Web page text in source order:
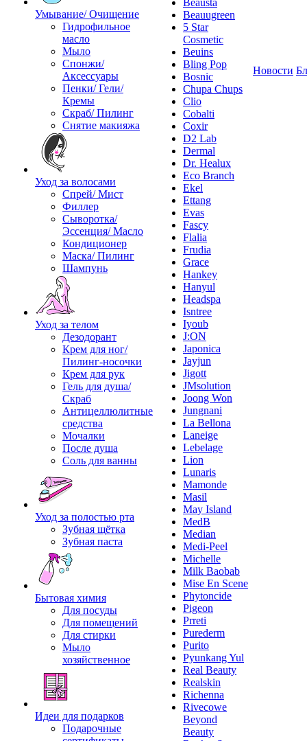
Умывание/ Очищение
Гидрофильное
масло
Мыло
Спонжи/
Аксессуары
Пенки/ Гели/
Кремы
Скраб/ Пилинг
Снятие макияжа
Уход за волосами
Спрей/ Мист
Филлер
Сыворотка/
Эссенция/ Масло
Кондиционер
Маска/ Пилинг
Шампунь
Уход за телом
Дезодорант
Крем для ног/
Пилинг-носочки
Крем для рук
Гель для душа/
Скраб
Антицеллюлитные
средства
Мочалки
После душа
Соль для ванны
Уход за полостью рта
Зубная щётка
Зубная паста
Бытовая химия
Для посуды
Для помещений
Для стирки
Мыло
хозяйственное
Идеи для подарков
Подарочные
Beausta
Beauugreen
5 Star
Cosmetic
Beuins
Bling Pop
Bosnic
Chupa Chups
Clio
Cobalti
Coxir
D2 Lab
Dermal
Dr. Healux
Eco Branch
Ekel
Ettang
Evas
Fascy
Flalia
Frudia
Grace
Hankey
Hanyul
Headspa
Isntree
Iyoub
J:ON
Japonica
Jayjun
Jigott
JMsolution
Joong Won
Jungnani
La Bellona
Laneige
Lebelage
Lion
Lunaris
Mamonde
Masil
May Island
MedB
Median
Medi-Peel
Michelle
Milk Baobab
Mise En Scene
Phytoncide
Pigeon
Prreti
Purederm
Purito
Pyunkang Yul
Real Beauty
Realskin
Richenna
Rivecowe
Beyond
Beauty
Новости